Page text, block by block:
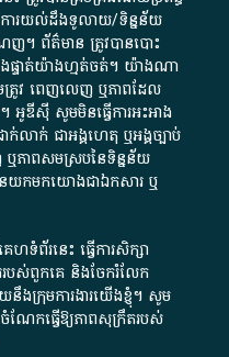
ការ​យល់​ដឹង​ទូលាយ​/​ទិន្នន័យ​
។​ ព័ត៌មាន​ ត្រូវ​បាន​បោះ
ងផ្ទាត់​យ៉ាង​ហ្មត់ចត់​។​ យ៉ាងណា​
រូវ​ ពេញលេញ​ ឬ​ភាព​ដែល​
អូ​ឌី​ស៊ី​ សូម​មិន​ធ្វើការ​អះអាង​
ក់លាក់​ ជា​អង្គហេតុ​ ឬ​អង្គច្បាប់​
ឬ​ភាព​សម​ស្រប​នៃ​ទិន្នន័យ​
ន​យក​មក​យោង​ជា​ឯកសារ​ ឬ​
ទំព័រនេះ ធ្វើការសិក្សា
រ​របស់ពួកគេ និងចែករំលែក
នឹងក្រុមការងារយើងខ្ញុំ។ សូម
ណែកធ្វើឱ្យភាពសុក្រឹតរបស់